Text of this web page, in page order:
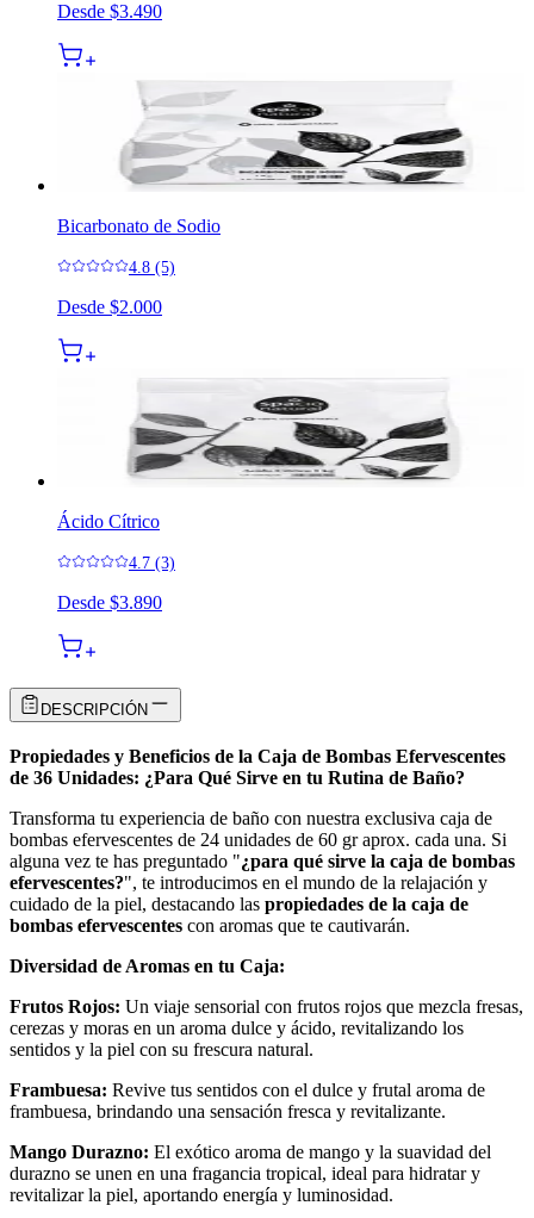
Desde $3.490
Bicarbonato de Sodio
4.8 (5)
Desde $2.000
Ácido Cítrico
4.7 (3)
Desde $3.890
DESCRIPCIÓN
Propiedades y Beneficios de la Caja de Bombas Efervescentes
de 36 Unidades: ¿Para Qué Sirve en tu Rutina de Baño?
Transforma tu experiencia de baño con nuestra exclusiva caja de
bombas efervescentes de 24 unidades de 60 gr aprox. cada una. Si
alguna vez te has preguntado "¿para qué sirve la caja de bombas
efervescentes?", te introducimos en el mundo de la relajación y
cuidado de la piel, destacando las propiedades de la caja de
bombas efervescentes con aromas que te cautivarán.
Diversidad de Aromas en tu Caja:
Frutos Rojos: Un viaje sensorial con frutos rojos que mezcla fresas,
cerezas y moras en un aroma dulce y ácido, revitalizando los
sentidos y la piel con su frescura natural.
Frambuesa: Revive tus sentidos con el dulce y frutal aroma de
frambuesa, brindando una sensación fresca y revitalizante.
Mango Durazno: El exótico aroma de mango y la suavidad del
durazno se unen en una fragancia tropical, ideal para hidratar y
revitalizar la piel, aportando energía y luminosidad.